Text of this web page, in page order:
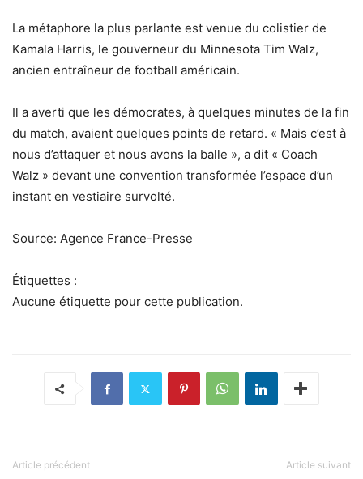
La métaphore la plus parlante est venue du colistier de
Kamala Harris, le gouverneur du Minnesota Tim Walz,
ancien entraîneur de football américain.
Il a averti que les démocrates, à quelques minutes de la fin
du match, avaient quelques points de retard. « Mais c’est à
nous d’attaquer et nous avons la balle », a dit « Coach
Walz » devant une convention transformée l’espace d’un
instant en vestiaire survolté.
Source: Agence France-Presse
Étiquettes :
Aucune étiquette pour cette publication.
Article précédent Article suivant